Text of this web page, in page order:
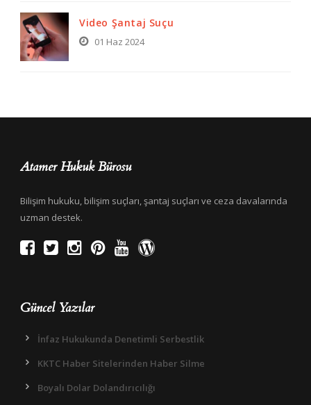
Video Şantaj Suçu
01 Haz 2024
Atamer Hukuk Bürosu
Bilişim hukuku, bilişim suçları, şantaj suçları ve ceza davalarında
uzman destek.
Güncel Yazılar
İnfaz Hukukunda Denetimli Serbestlik
KKTC Haber Sitelerinden Haber Silme
Boyalı Dolar Dolandırıcılığı